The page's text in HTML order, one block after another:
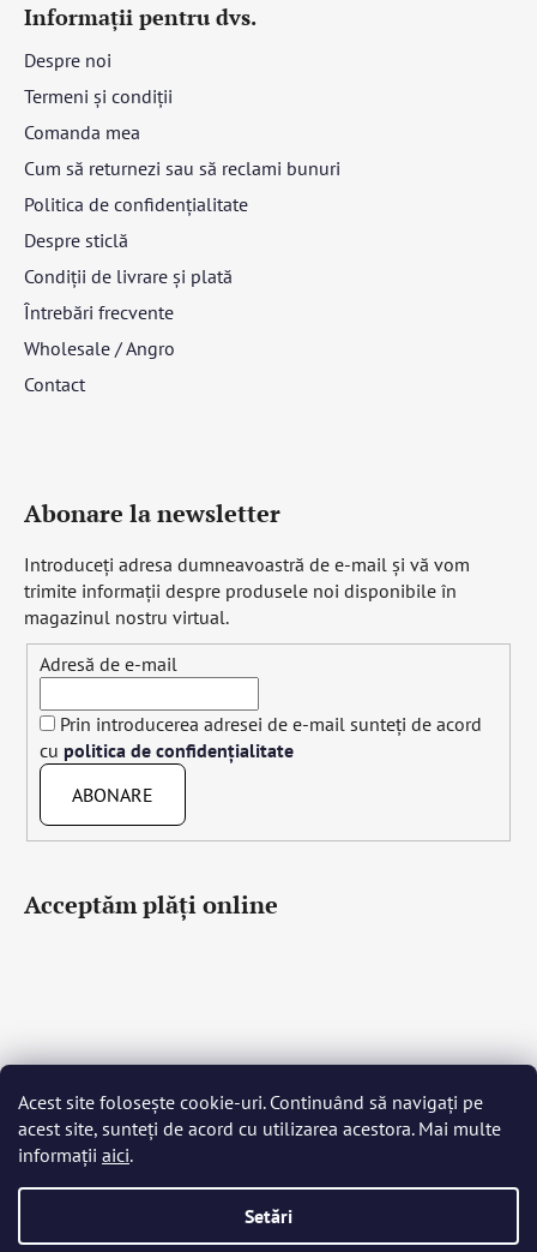
Acest site folosește cookie-uri. Continuând să navigați pe
acest site, sunteți de acord cu utilizarea acestora. Mai multe
informații aici.
Setări
Informații pentru dvs.
Despre noi
Termeni și condiții
Comanda mea
Cum să returnezi sau să reclami bunuri
Politica de confidențialitate
Despre sticlă
Condiții de livrare și plată
Întrebări frecvente
Wholesale / Angro
Contact
Abonare la newsletter
Introduceţi adresa dumneavoastră de e-mail şi vă vom
trimite informaţii despre produsele noi disponibile în
magazinul nostru virtual.
Adresă de e-mail
Prin introducerea adresei de e-mail sunteți de acord
cu politica de confidențialitate
ABONARE
Acceptăm plăţi online
Čeština Slovenčina English Deutsch Magyar
Język polski
Română Italiano Español Français
Português
Nederlands Українська Ελληνικά Svenska Dansk